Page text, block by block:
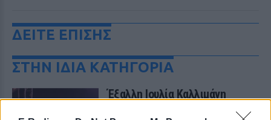
ΔΕΙΤΕ ΕΠΙΣΗΣ
ΣΤΗΝ ΙΔΙΑ ΚΑΤΗΓΟΡΙΑ
Έξαλλη Ιουλία Καλλιμάνη